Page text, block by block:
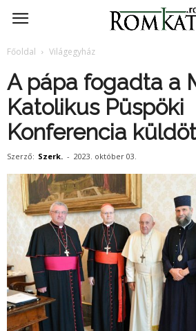
RomKat.ro
Főoldal Világegyház
A pápa fogadta a
Katolikus Püspöki
Konferencia
Szerző: Szerk. - 2023. október 03.